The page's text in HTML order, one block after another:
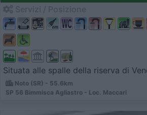
Situata alle spalle della riserva di
Noto (SR) - 55.6km
SP 56 Bimmisca Agliastro - Loc. Maccari